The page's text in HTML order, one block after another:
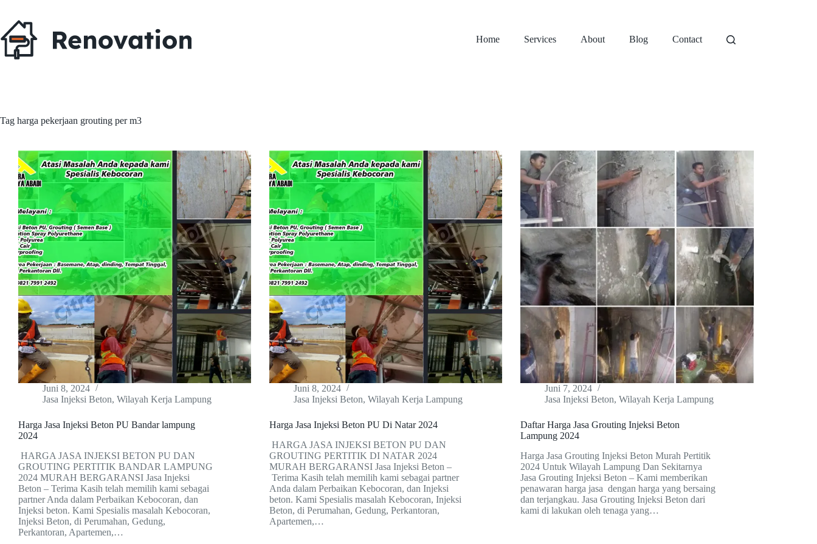
content
Home
Services About Blog Contact
Tag harga pekerjaan grouting per m3
Juni 8, 2024
Jasa Injeksi Beton, Wilayah Kerja Lampung
Harga Jasa Injeksi Beton PU Bandar lampung
2024
HARGA JASA INJEKSI BETON PU DAN
GROUTING PERTITIK BANDAR LAMPUNG
2024 MURAH BERGARANSI Jasa Injeksi
Beton – Terima Kasih telah memilih kami sebagai
partner Anda dalam Perbaikan Kebocoran, dan
Injeksi beton. Kami Spesialis masalah Kebocoran,
Injeksi Beton, di Perumahan, Gedung,
Perkantoran, Apartemen,…
Juni 8, 2024
Jasa Injeksi Beton,Wilayah Kerja Lampung
Harga Jasa Injeksi Beton PU Di Natar 2024
HARGA JASA INJEKSI BETON PU DAN
GROUTING PERTITIK DI NATAR 2024
MURAH BERGARANSI Jasa Injeksi Beton –
Terima Kasih telah memilih kami sebagai partner
Anda dalam Perbaikan Kebocoran, dan Injeksi
beton. Kami Spesialis masalah Kebocoran, Injeksi
Beton, di Perumahan, Gedung, Perkantoran,
Apartemen,…
Juni 7, 2024
Jasa Injeksi Beton,Wilayah Kerja Lampung
Daftar Harga Jasa Grouting Injeksi Beton
Lampung 2024
Harga Jasa Grouting Injeksi Beton Murah Pertitik
2024 Untuk Wilayah Lampung Dan Sekitarnya
Jasa Grouting Injeksi Beton – Kami memberikan
penawaran harga jasa dengan harga yang bersaing
dan terjangkau. Jasa Grouting Injeksi Beton dari
kami di lakukan oleh tenaga yang…